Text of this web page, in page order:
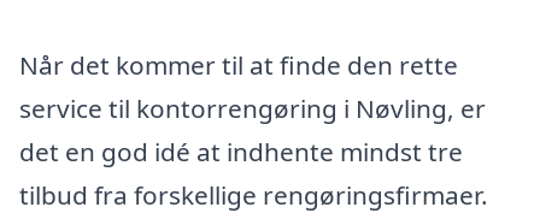
Når det kommer til at finde den rette
service til kontorrengøring i Nøvling, er
det en god idé at indhente mindst tre
tilbud fra forskellige rengøringsfirmaer.